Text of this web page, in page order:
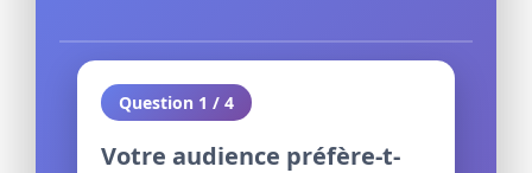
Question 1 / 4
Votre audience préfère-t-